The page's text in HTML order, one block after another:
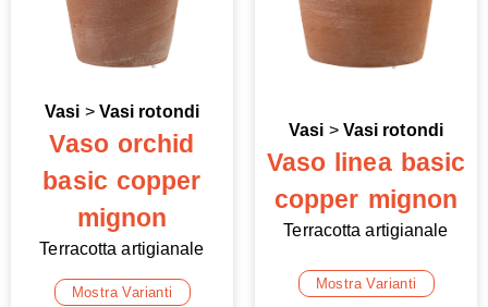
Vasi > Vasi rotondi
Vaso orchid
basic copper
mignon
Terracotta artigianale
Mostra Varianti
Vasi > Vasi rotondi
Vaso linea basic
copper mignon
Terracotta artigianale
Mostra Varianti